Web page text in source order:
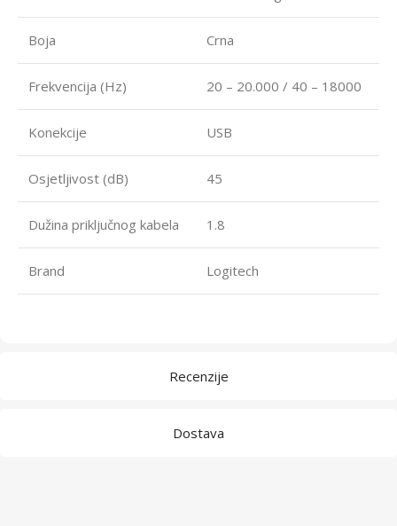
Recenzije
Dostava
Boja Crna
Frekvencija (Hz) 20 – 20.000 / 40 – 18000
Konekcije USB
Osjetljivost (dB) 45
Dužina priključnog kabela 1.8
Brand Logitech